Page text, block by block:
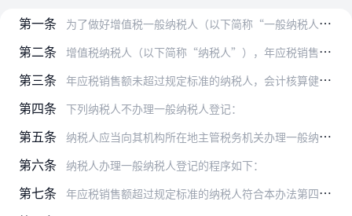
第一条 为了做好增值税一般纳税人（以下简称“一般纳税人”）登记管理，根据《中华人民共和国增值税暂行条例》及其实施细则有关规定，制定本办法。
第二条 增值税纳税人（以下简称“纳税人”），年应税销售额超过财政部、国家税务总局规定的小规模纳税人标准（以下简称“规定标准”）的，除本办法第四条规定外，应当向主管税务机…
第三条 年应税销售额未超过规定标准的纳税人，会计核算健全，能够提供准确税务资料的，可以向主管税务机关办理一般纳税人登记。
第四条 下列纳税人不办理一般纳税人登记：
第五条 纳税人应当向其机构所在地主管税务机关办理一般纳税人登记手续。
第六条 纳税人办理一般纳税人登记的程序如下：
第七条 年应税销售额超过规定标准的纳税人符合本办法第四条第一项规定的，应当向主管税务机关提交书面说明（附件2）。